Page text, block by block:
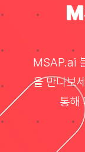
이벤트 & 세미
블로그
MSAP.ai
을 만나보
통해